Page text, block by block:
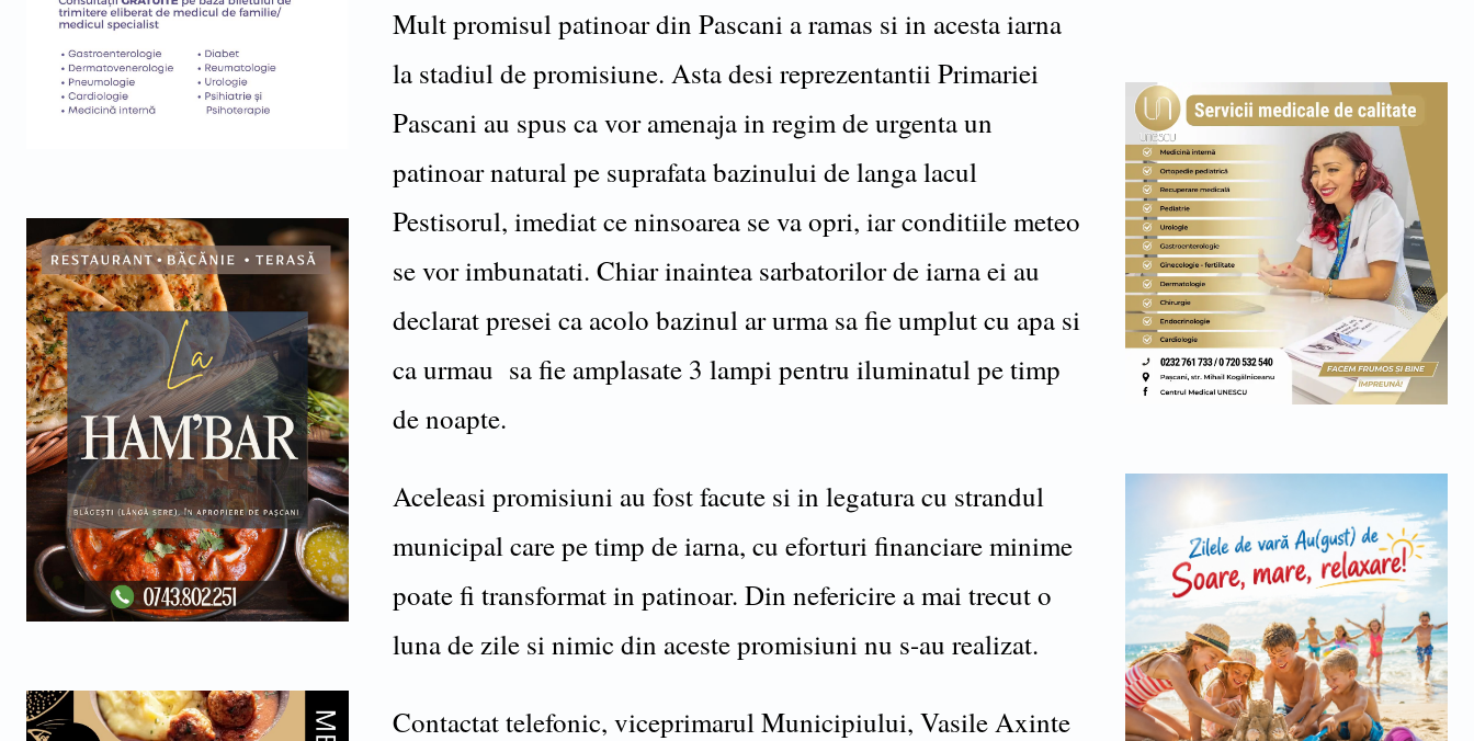
Mult promisul patinoar din Pascani a ramas si in acesta iarna
la stadiul de promisiune. Asta desi reprezentantii Primariei
Pascani au spus ca vor amenaja in regim de urgenta un
patinoar natural pe suprafata bazinului de langa lacul
Pestisorul, imediat ce ninsoarea se va opri, iar conditiile meteo
se vor imbunatati. Chiar inaintea sarbatorilor de iarna ei au
declarat presei ca acolo bazinul ar urma sa fie umplut cu apa si
ca urmau sa fie amplasate 3 lampi pentru iluminatul pe timp
de noapte.
Aceleasi promisiuni au fost facute si in legatura cu strandul
municipal care pe timp de iarna, cu eforturi financiare minime
poate fi transformat in patinoar. Din nefericire a mai trecut o
luna de zile si nimic din aceste promisiuni nu s-au realizat.
Contactat telefonic, viceprimarul Municipiului, Vasile Axinte